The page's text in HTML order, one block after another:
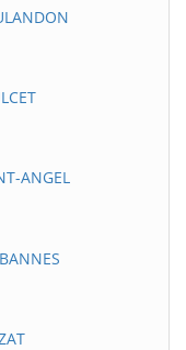
ANGEL